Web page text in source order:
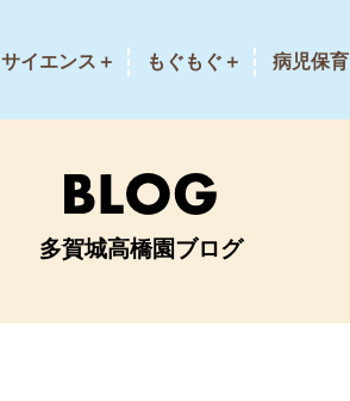
サイエンス＋ もぐもぐ＋ 病児保育
多賀城高橋園ブログ